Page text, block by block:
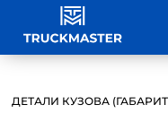
ДЕТАЛИ КУЗОВА